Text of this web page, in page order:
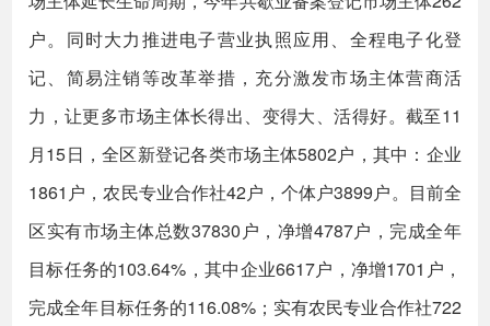
户。同时大力推进电子营业执照应用、全程电子化登
记、简易注销等改革举措，充分激发市场主体营商活
力，让更多市场主体长得出、变得大、活得好。截至11
月15日，全区新登记各类市场主体5802户，其中：企业
1861户，农民专业合作社42户，个体户3899户。目前全
区实有市场主体总数37830户，净增4787户，完成全年
目标任务的103.64%，其中企业6617户，净增1701户，
完成全年目标任务的116.08%；实有农民专业合作社722